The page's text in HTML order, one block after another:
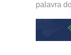
palavra